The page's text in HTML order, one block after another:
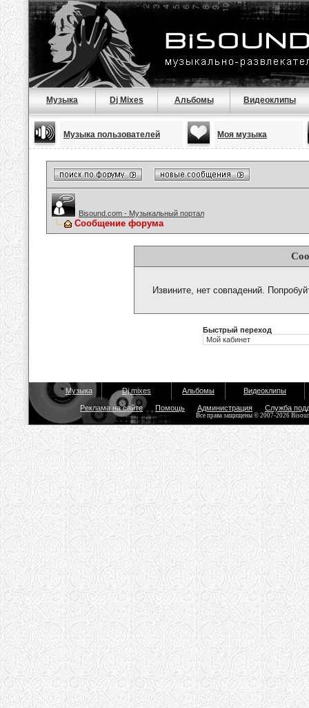
Музыка Dj Mixes Альбомы Видеоклипы
Музыка пользователей Моя музыка
Bisound.com - Музыкальный портал
Сообщение форума
Извините, нет совпадений.
Быстрый переход
Музыка Dj mixes Альбомы Видеоклипы
Реклама на сайте Помощь Администрация Служба
Все права защищены © 2007-2026